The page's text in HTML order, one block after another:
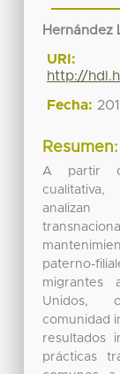
Hernández
URI:
http://
Fecha:
Resumen:
A partir
paterno-
migrantes
Unidos,
comunidad
resultados
prácticas